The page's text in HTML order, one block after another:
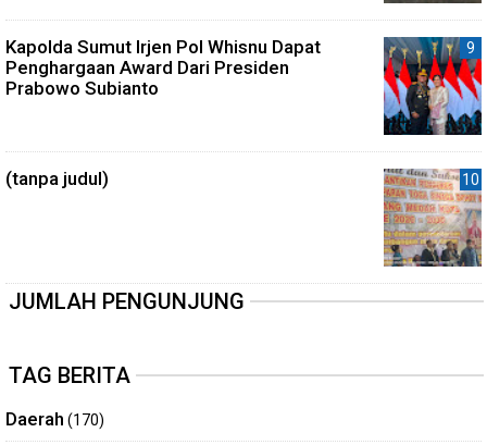
Kapolda Sumut Irjen Pol Whisnu Dapat
Penghargaan Award Dari Presiden
Prabowo Subianto
(tanpa judul)
JUMLAH PENGUNJUNG
TAG BERITA
Daerah (170)